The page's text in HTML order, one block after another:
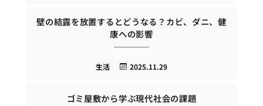
壁の結露を放置するとどうなる？カビ、ダニ、健
康への影響
2025.11.29
生活
ゴミ屋敷から学ぶ現代社会の課題